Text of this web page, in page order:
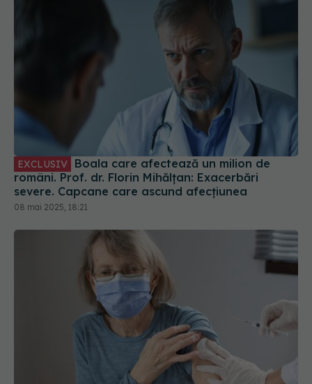
EXCLUSIV Boala care afectează un milion de
români. Prof. dr. Florin Mihălțan: Exacerbări
severe. Capcane care ascund afecțiunea
08 mai 2025, 18:21